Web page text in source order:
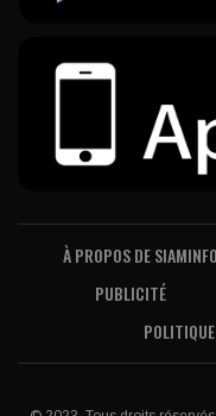
À PROPOS DE
PUBLICITÉ